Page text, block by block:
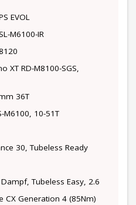
EVOL
M6100-IR
XT RD-M8100-SGS,
36T
M6100, 10-51T
30, Tubeless Ready
Tubeless Easy, 2.6
Generation 4 (85Nm)